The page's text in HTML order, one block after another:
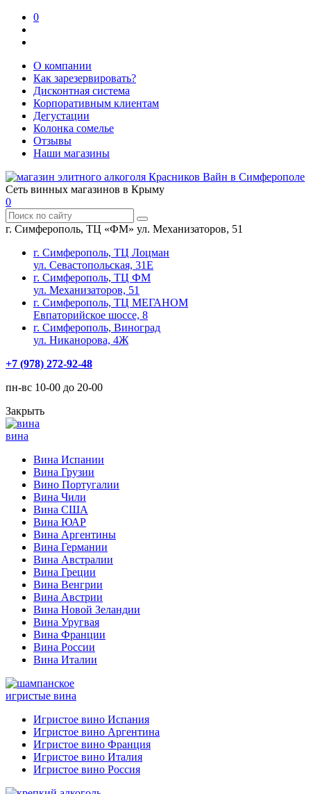
0
О компании
Как зарезервировать?
Дисконтная система
Корпоративным клиентам
Дегустации
Колонка сомелье
Отзывы
Наши магазины
Сеть винных магазинов в Крыму
0
г. Симферополь, ТЦ «ФМ» ул. Механизаторов, 51
г. Симферополь, ТЦ Лоцман
ул. Севастопольская, 31Е
г. Симферополь, ТЦ ФМ
ул. Механизаторов, 51
г. Симферополь, ТЦ МЕГАНОМ
Евпаторийское шоссе, 8
г. Симферополь, Виноград
ул. Никанорова, 4Ж
+7 (978) 272-92-48
пн-вс 10-00 до 20-00
Закрыть
вина
Вина Испании
Вина Грузии
Вино Португалии
Вина Чили
Вина США
Вина ЮАР
Вина Аргентины
Вина Германии
Вина Австралии
Вина Греции
Вина Венгрии
Вина Австрии
Вина Новой Зеландии
Вина Уругвая
Вина Франции
Вина России
Вина Италии
игристые вина
Игристое вино Испания
Игристое вино Аргентина
Игристое вино Франция
Игристое вино Италия
Игристое вино Россия